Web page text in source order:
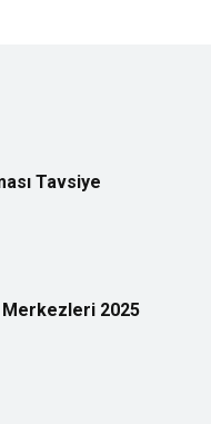
Tavsiye
Merkezleri 2025